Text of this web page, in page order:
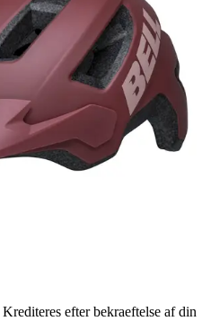
Krediteres efter bekraeftelse af din